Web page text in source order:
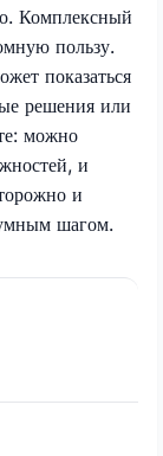
Комплексный
пользу.
показаться
решения или
можно
и
и
шагом.